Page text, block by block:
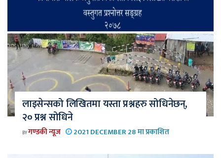
लाइसेन्सको लिखितमा यस्ता प्रश्नहरु सोधिनेछन्,
२० प्रश्न सोधिने
BYगण्डकी न्यूज 2021 DECEMBER 28 मा प्रकाशित